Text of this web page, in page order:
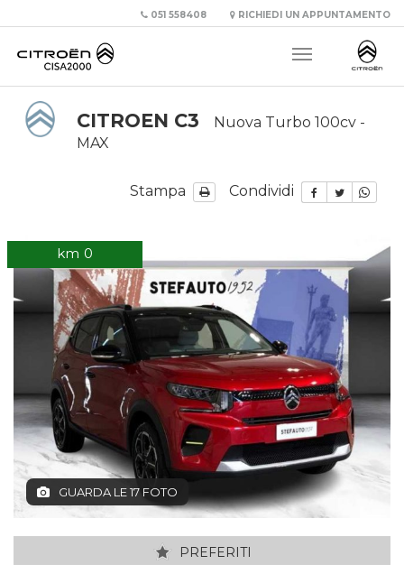
051 558408 RICHIEDI UN APPUNTAMENTO
CITROEN C3
Nuova Turbo 100cv -
MAX
Stampa Condividi
km 0
GUARDA LE 17 FOTO
PREFERITI